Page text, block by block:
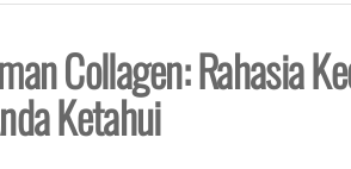
Collagen: Rahasia
Ketahui